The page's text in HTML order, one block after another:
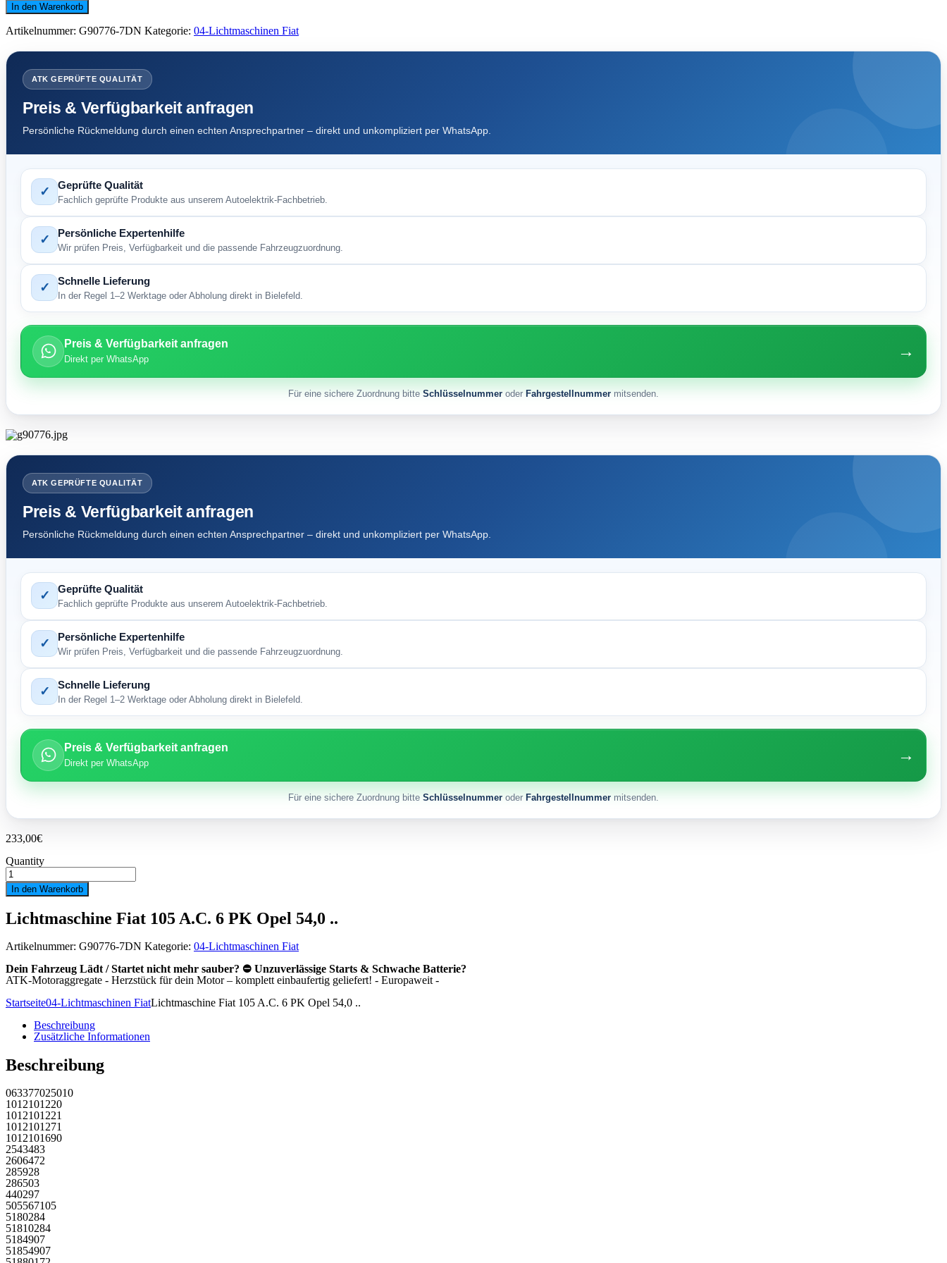
105
6
Opel
54,0
Menge
In den Warenkorb
Artikelnummer: G90776-7DN Kategorie: 04-Lichtmaschinen Fiat
ATK GEPRÜFTE QUALITÄT
Preis & Verfügbarkeit anfragen
Persönliche Rückmeldung durch einen echten Ansprechpartner – direkt und unkompliziert per WhatsApp.
✓ Geprüfte Qualität
Fachlich geprüfte Produkte aus unserem Autoelektrik-Fachbetrieb.
✓ Persönliche Expertenhilfe
Wir prüfen Preis, Verfügbarkeit und die passende Fahrzeugzuordnung.
✓ Schnelle Lieferung
In der Regel 1–2 Werktage oder Abholung direkt in Bielefeld.
Preis & Verfügbarkeit anfragen
Direkt per WhatsApp →
Für eine sichere Zuordnung bitte Schlüsselnummer oder Fahrgestellnummer mitsenden.
ATK GEPRÜFTE QUALITÄT
Preis & Verfügbarkeit anfragen
Persönliche Rückmeldung durch einen echten Ansprechpartner – direkt und unkompliziert per WhatsApp.
✓ Geprüfte Qualität
Fachlich geprüfte Produkte aus unserem Autoelektrik-Fachbetrieb.
✓ Persönliche Expertenhilfe
Wir prüfen Preis, Verfügbarkeit und die passende Fahrzeugzuordnung.
✓ Schnelle Lieferung
In der Regel 1–2 Werktage oder Abholung direkt in Bielefeld.
Preis & Verfügbarkeit anfragen
Direkt per WhatsApp →
Für eine sichere Zuordnung bitte Schlüsselnummer oder Fahrgestellnummer mitsenden.
233,00€
Quantity
Lichtmaschine
Fiat
105
6
PK
54,0
Menge
In den Warenkorb
Lichtmaschine Fiat 105 A.C. 6 PK Opel 54,0 ..
Artikelnummer: G90776-7DN Kategorie: 04-Lichtmaschinen Fiat
Dein Fahrzeug Lädt / Startet nicht mehr sauber? ⛔ Unzuverlässige Starts & Schwache Batterie?
ATK-Motoraggregate - Herzstück für dein Motor – komplett einbaufertig geliefert! - Europaweit -
Startseite04-Lichtmaschinen FiatLichtmaschine Fiat 105 A.C. 6 PK Opel 54,0 ..
Beschreibung
Zusätzliche Informationen
Beschreibung
063377025010
1012101220
1012101221
1012101271
1012101690
2543483
2606472
285928
286503
440297
505567105
5180284
51810284
5184907
51854907